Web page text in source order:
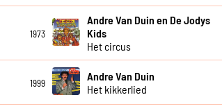
1973
Andre Van Duin en De Jodys
Kids
Het circus
1999
Andre Van Duin
Het kikkerlied